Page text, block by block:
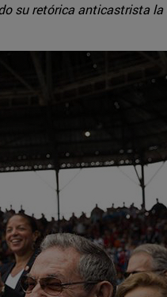
su retórica anticastrista la